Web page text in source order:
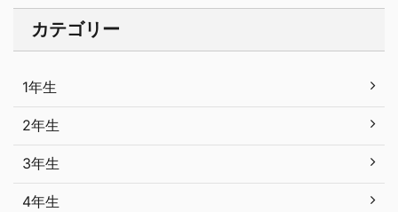
カテゴリー
1年生
2年生
3年生
4年生